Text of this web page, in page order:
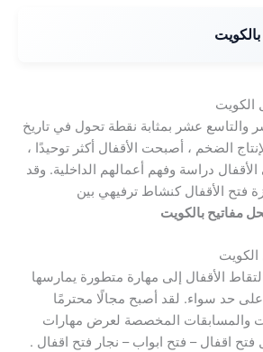
الكويت
والتاسع عشر بمثابة نقطة تحول في تاريخ
الضخم ، أصبحت الأقفال أكثر توحيدًا ،
دراسة وفهم أعمالهم الداخلية. وقد
فتح الأقفال كنشاط ترفيهي بين
مفاتيح بالكويت
الكويت
الأقفال إلى مهارة متطورة يمارسها
على حد سواء. لقد أصبح مجالًا محترمًا
والمسابقات المخصصة لعرض مهارات
اقفال – فتح ابواب – نجار فتح اقفال .